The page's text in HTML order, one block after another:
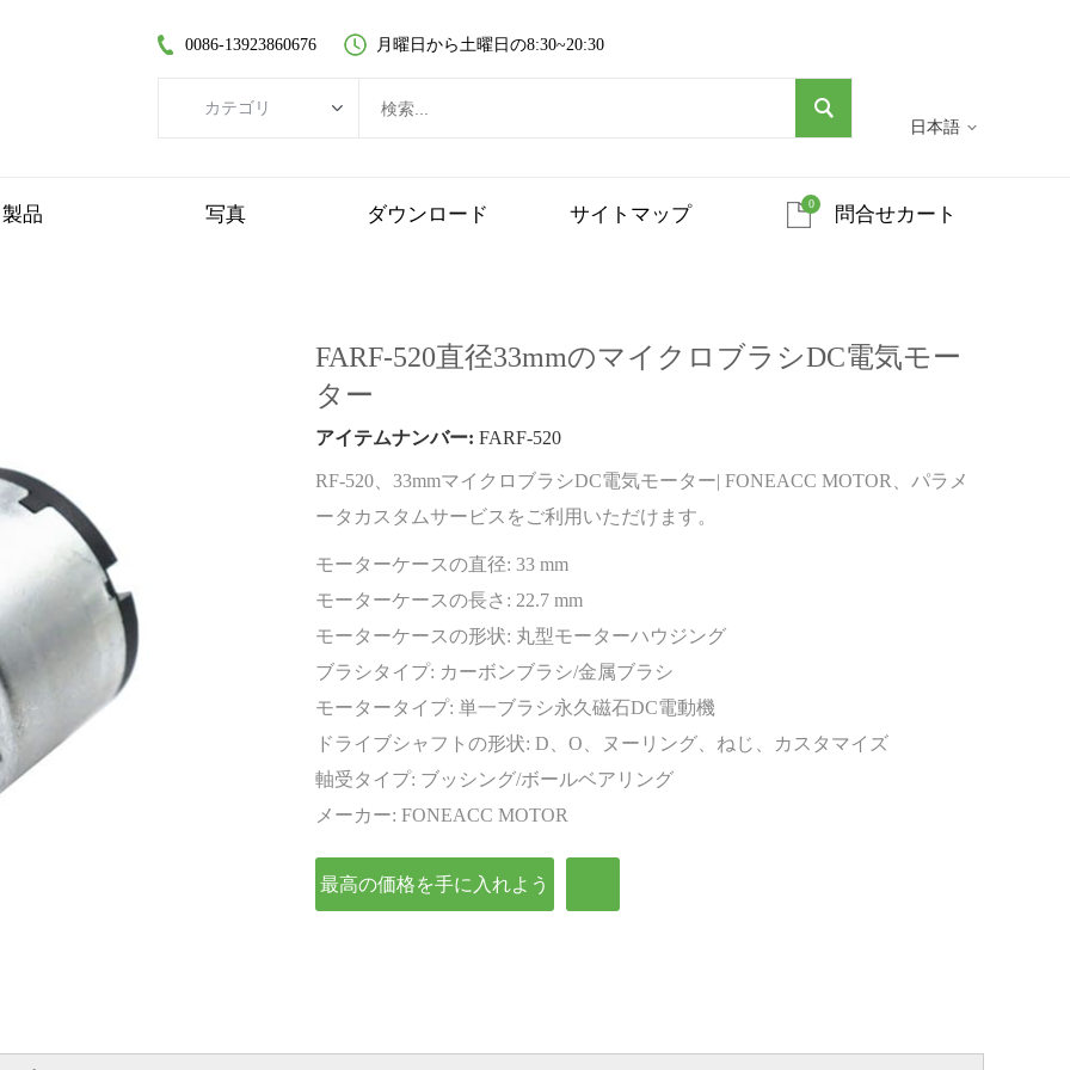
日本語
0086-13923860676 月曜日から土曜日の8:30~20:30
カテゴリ
コアレスブラシレスモーター
プラスチックギヤードモーター
製品 写真 ダウンロード サイトマップ 問合せカート
0
FARF-520直径33mmのマイクロブラシDC電気モー
ター
アイテムナンバー: FARF-520
RF-520、33mmマイクロブラシDC電気モーター| FONEACC MOTOR、パラメ
ータカスタムサービスをご利用いただけます。
モーターケースの直径: 33 mm
モーターケースの長さ: 22.7 mm
モーターケースの形状: 丸型モーターハウジング
ブラシタイプ: カーボンブラシ/金属ブラシ
モータータイプ: 単一ブラシ永久磁石DC電動機
ドライブシャフトの形状: D、O、ヌーリング、ねじ、カスタマイズ
軸受タイプ: ブッシング/ボールベアリング
メーカー: FONEACC MOTOR
最高の価格を手に入れよう